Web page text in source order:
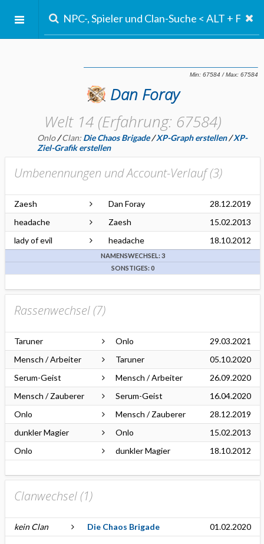
Dan Foray
Welt 14 (Erfahrung: 67584)
Onlo/Clan: Die Chaos Brigade /XP-Graph erstellen/XP-
Ziel-Grafik erstellen
Umbenennungen und Account-Verlauf (3)
Zaesh Dan Foray
28.12.2019
headache
Zaesh
15.02.2013
lady of evil
headache 18.10.2012
NAMENSWECHSEL: 3
SONSTIGES: 0
Rassenwechsel (7)
Taruner Onlo
29.03.2021
Mensch / Arbeiter
Taruner
05.10.2020
Serum-Geist
Mensch / Arbeiter
26.09.2020
Mensch / Zauberer
Serum-Geist
16.04.2020
Onlo
Mensch / Zauberer
28.12.2019
dunkler Magier
Onlo
15.02.2013
Onlo
dunkler Magier 18.10.2012
Clanwechsel (1)
kein Clan Die Chaos Brigade 01.02.2020